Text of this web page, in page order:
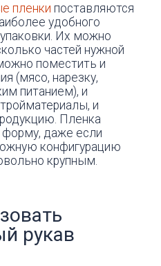
пленки поставляются
удобного
Их можно
частей нужной
поместить и
(мясо, нарезку,
питанием), и
и
Пленка
даже если
конфигурацию
крупным.
рукав